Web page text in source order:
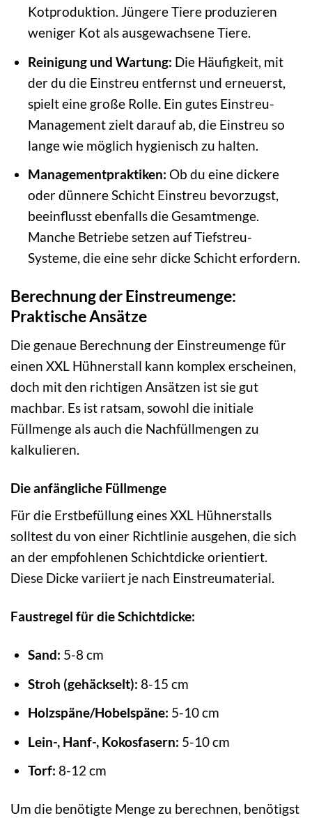
Kotproduktion. Jüngere Tiere produzieren
weniger Kot als ausgewachsene Tiere.
Reinigung und Wartung: Die Häufigkeit, mit
der du die Einstreu entfernst und erneuerst,
spielt eine große Rolle. Ein gutes Einstreu-
Management zielt darauf ab, die Einstreu so
lange wie möglich hygienisch zu halten.
Managementpraktiken: Ob du eine dickere
oder dünnere Schicht Einstreu bevorzugst,
beeinflusst ebenfalls die Gesamtmenge.
Manche Betriebe setzen auf Tiefstreu-
Systeme, die eine sehr dicke Schicht erfordern.
Berechnung der Einstreumenge:
Praktische Ansätze
Die genaue Berechnung der Einstreumenge für
einen XXL Hühnerstall kann komplex erscheinen,
doch mit den richtigen Ansätzen ist sie gut
machbar. Es ist ratsam, sowohl die initiale
Füllmenge als auch die Nachfüllmengen zu
kalkulieren.
Die anfängliche Füllmenge
Für die Erstbefüllung eines XXL Hühnerstalls
solltest du von einer Richtlinie ausgehen, die sich
an der empfohlenen Schichtdicke orientiert.
Diese Dicke variiert je nach Einstreumaterial.
Faustregel für die Schichtdicke:
Sand: 5-8 cm
Stroh (gehäckselt): 8-15 cm
Holzspäne/Hobelspäne: 5-10 cm
Lein-, Hanf-, Kokosfasern: 5-10 cm
Torf: 8-12 cm
Um die benötigte Menge zu berechnen, benötigst